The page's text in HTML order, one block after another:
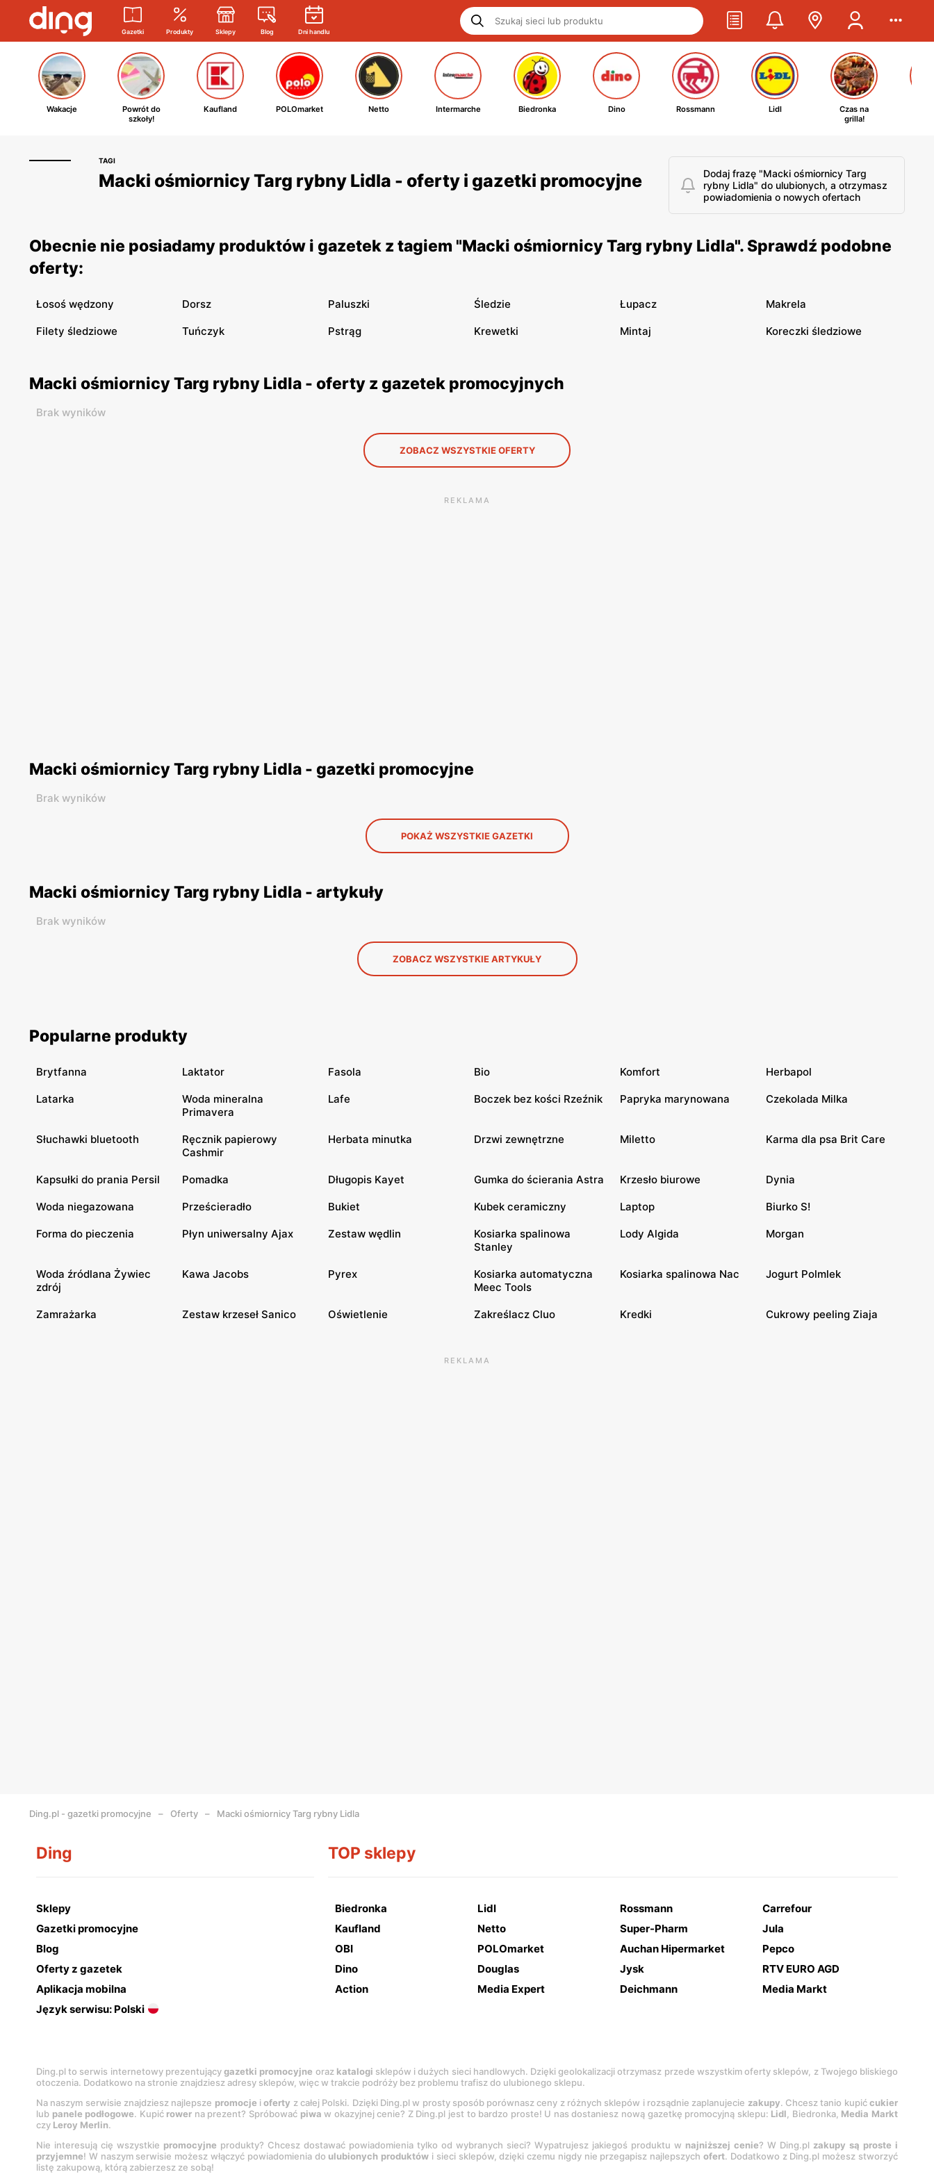
Gazetki Produkty Sklepy Blog Dni handlu
Wakacje
Powrót do
szkoły!
Kaufland POLOmarket Netto Intermarche Biedronka Dino Rossmann Lidl
Czas na
grilla!
TAGI
Macki ośmiornicy Targ rybny Lidla - oferty i gazetki promocyjne
Dodaj frazę "Macki ośmiornicy Targ
rybny Lidla" do ulubionych, a otrzymasz
powiadomienia o nowych ofertach
Obecnie nie posiadamy produktów i gazetek z tagiem "Macki ośmiornicy Targ rybny Lidla". Sprawdź podobne
oferty:
Łosoś wędzony Dorsz Paluszki Śledzie Łupacz Makrela
Filety śledziowe Tuńczyk Pstrąg Krewetki Mintaj Koreczki śledziowe
Macki ośmiornicy Targ rybny Lidla - oferty z gazetek promocyjnych
Brak wyników
ZOBACZ WSZYSTKIE OFERTY
REKLAMA
Macki ośmiornicy Targ rybny Lidla - gazetki promocyjne
Brak wyników
POKAŻ WSZYSTKIE GAZETKI
Macki ośmiornicy Targ rybny Lidla - artykuły
Brak wyników
ZOBACZ WSZYSTKIE ARTYKUŁY
Popularne produkty
Brytfanna Laktator Fasola Bio Komfort Herbapol
Latarka
Woda mineralna
Primavera
Lafe Boczek bez kości Rzeźnik Papryka marynowana Czekolada Milka
Słuchawki bluetooth
Ręcznik papierowy
Cashmir
Herbata minutka Drzwi zewnętrzne Miletto Karma dla psa Brit Care
Kapsułki do prania Persil Pomadka Długopis Kayet Gumka do ścierania Astra Krzesło biurowe Dynia
Woda niegazowana Prześcieradło Bukiet Kubek ceramiczny Laptop Biurko S!
Forma do pieczenia Płyn uniwersalny Ajax Zestaw wędlin
Kosiarka spalinowa
Stanley
Lody Algida Morgan
Woda źródlana Żywiec
zdrój
Kawa Jacobs Pyrex
Kosiarka automatyczna
Meec Tools
Kosiarka spalinowa Nac Jogurt Polmlek
Zamrażarka Zestaw krzeseł Sanico Oświetlenie Zakreślacz Cluo Kredki Cukrowy peeling Ziaja
REKLAMA
Ding.pl - gazetki promocyjne Oferty Macki ośmiornicy Targ rybny Lidla
Ding
Sklepy
Gazetki promocyjne
Blog
Oferty z gazetek
Aplikacja mobilna
Język serwisu: Polski
TOP sklepy
Biedronka Lidl Rossmann
Carrefour
Kaufland
Netto Super-Pharm
Jula
OBI
POLOmarket Auchan Hipermarket
Pepco
Dino
Douglas Jysk
RTV EURO AGD
Action
Media Expert Deichmann Media Markt
Ding.pl to serwis internetowy prezentującygazetki promocyjne oraz katalogi sklepów i dużych sieci handlowych. Dzięki geolokalizacji otrzymasz przede wszystkim oferty sklepów, z Twojego bliskiego
otoczenia. Dodatkowo na stronie znajdziesz adresy sklepów, więc w trakcie podróży bez problemu trafisz do ulubionego sklepu.
Na naszym serwisie znajdziesz najlepsze promocje ioferty z całej Polski. Dzięki Ding.pl w prosty sposób porównasz ceny z różnych sklepów i rozsądnie zaplanujecie zakupy. Chcesz tanio kupićcukier
lub panele podłogowe. Kupić rower na prezent? Spróbować piwa w okazyjnej cenie? Z Ding.pl jest to bardzo proste! U nas dostaniesz nową gazetkę promocyjną sklepu: Lidl, Biedronka, Media Markt
czy Leroy Merlin.
Nie interesują cię wszystkie promocyjne produkty? Chcesz dostawać powiadomienia tylko od wybranych sieci? Wypatrujesz jakiegoś produktu w najniższej cenie? W Ding.pl zakupy są proste i
przyjemne! W naszym serwisie możesz włączyć powiadomienia do ulubionych produktów i sieci sklepów, dzięki czemu nigdy nie przegapisz najlepszychofert. Dodatkowo z Ding.pl możesz stworzyć
listę zakupową, którą zabierzesz ze sobą!